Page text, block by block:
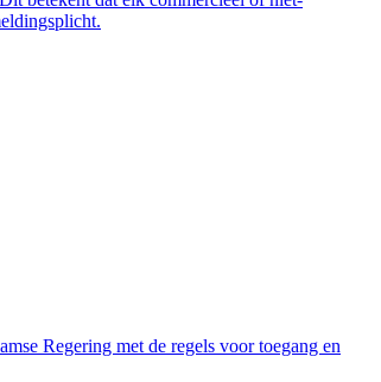
Regering met de regels voor toegang en